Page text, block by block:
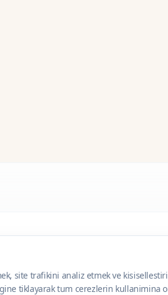
site trafikini analiz etmek ve
tiklayarak tum cerezlerin kullanimina